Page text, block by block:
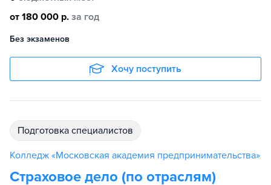
от 180 000 р. за год
Без экзаменов
Хочу поступить
подготовка специалистов
Колледж «Московская академия предпринимательства»
Страховое дело (по отраслям)